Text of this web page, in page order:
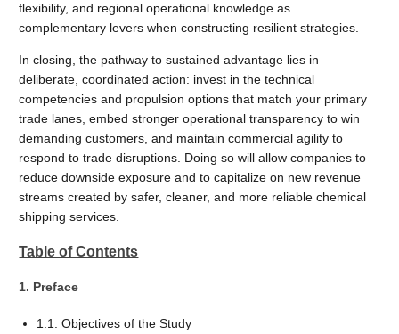
flexibility, and regional operational knowledge as
complementary levers when constructing resilient strategies.
In closing, the pathway to sustained advantage lies in
deliberate, coordinated action: invest in the technical
competencies and propulsion options that match your primary
trade lanes, embed stronger operational transparency to win
demanding customers, and maintain commercial agility to
respond to trade disruptions. Doing so will allow companies to
reduce downside exposure and to capitalize on new revenue
streams created by safer, cleaner, and more reliable chemical
shipping services.
Table of Contents
1. Preface
1.1. Objectives of the Study